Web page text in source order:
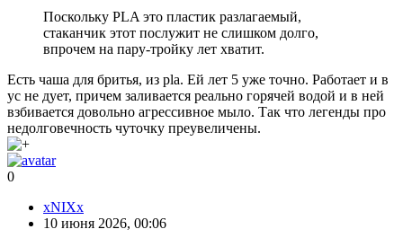
Поскольку PLA это пластик разлагаемый,
стаканчик этот послужит не слишком долго,
впрочем на пару-тройку лет хватит.
Есть чаша для бритья, из pla. Ей лет 5 уже точно. Работает и в
ус не дует, причем заливается реально горячей водой и в ней
взбивается довольно агрессивное мыло. Так что легенды про
недолговечность чуточку преувеличены.
0
xNIXx
10 июня 2026, 00:06